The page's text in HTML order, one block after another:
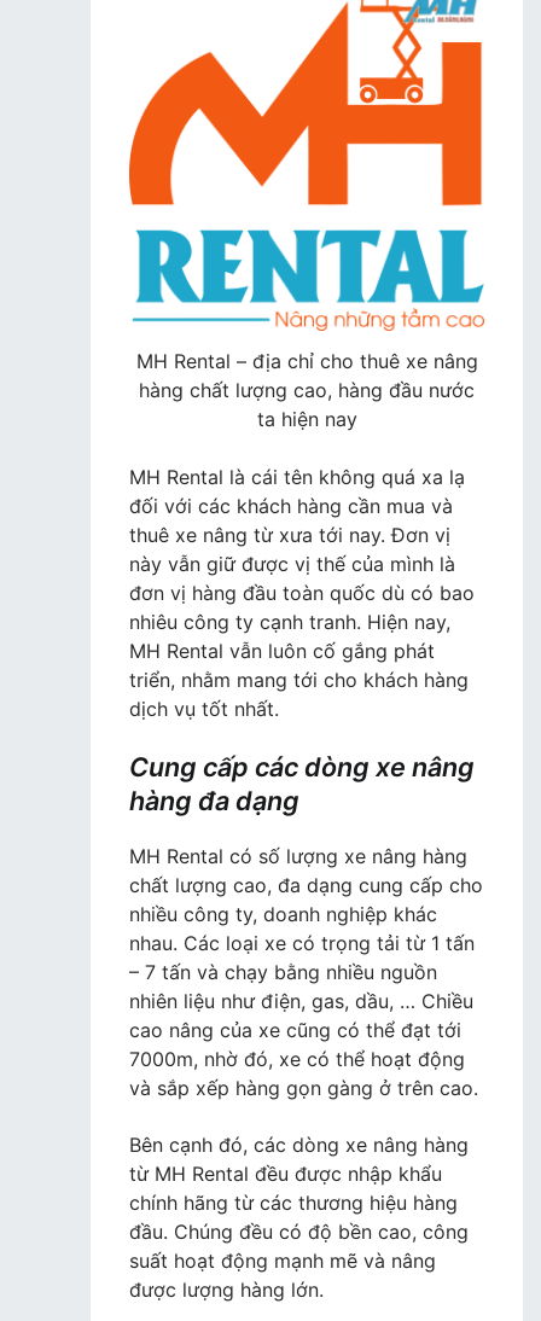
MH Rental – địa chỉ cho thuê xe nâng
hàng chất lượng cao, hàng đầu nước
ta hiện nay
MH Rental là cái tên không quá xa lạ
đối với các khách hàng cần mua và
thuê xe nâng từ xưa tới nay. Đơn vị
này vẫn giữ được vị thế của mình là
đơn vị hàng đầu toàn quốc dù có bao
nhiêu công ty cạnh tranh. Hiện nay,
MH Rental vẫn luôn cố gắng phát
triển, nhằm mang tới cho khách hàng
dịch vụ tốt nhất.
Cung cấp các dòng xe nâng
hàng đa dạng
MH Rental có số lượng xe nâng hàng
chất lượng cao, đa dạng cung cấp cho
nhiều công ty, doanh nghiệp khác
nhau. Các loại xe có trọng tải từ 1 tấn
– 7 tấn và chạy bằng nhiều nguồn
nhiên liệu như điện, gas, dầu, … Chiều
cao nâng của xe cũng có thể đạt tới
7000m, nhờ đó, xe có thể hoạt động
và sắp xếp hàng gọn gàng ở trên cao.
Bên cạnh đó, các dòng xe nâng hàng
từ MH Rental đều được nhập khẩu
chính hãng từ các thương hiệu hàng
đầu. Chúng đều có độ bền cao, công
suất hoạt động mạnh mẽ và nâng
được lượng hàng lớn.